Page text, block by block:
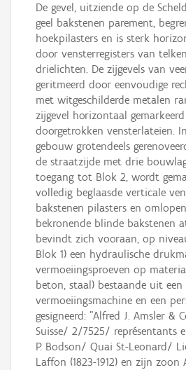
De gevel, uitziende op de
geel bakstenen parement,
hoekpilasters en is sterk
door vensterregisters van
drielichten. De zijgevels van
geritmeerd door eenvoudige
met witgeschilderde metalen
zijgevel horizontaal
doorgetrokken vensterlateien.
gebouw grotendeels
de straatzijde met drie
toegang tot Blok 2, wordt
volledig beglaasde verticale
bakstenen pilasters en
bekronende blinde bakstenen
bevindt zich vooraan, op
Blok 1) een hydraulische
vermoeiingsproeven op
beton, staal) bestaande uit
vermoeiingsmachine en een
gesigneerd: "Alfred J. Amsler &
Suisse/ 2/7525/ représentants
P. Bodson/ Quai St-Leonard/
Laffon (1823-1912) en zijn zoon